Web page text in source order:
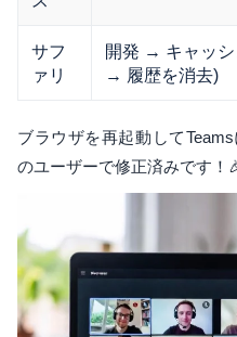
サフ
ァリ
開発 → キャッシ
→ 履歴を消去)
ブラウザを再起動して
のユーザーで修正済みです！